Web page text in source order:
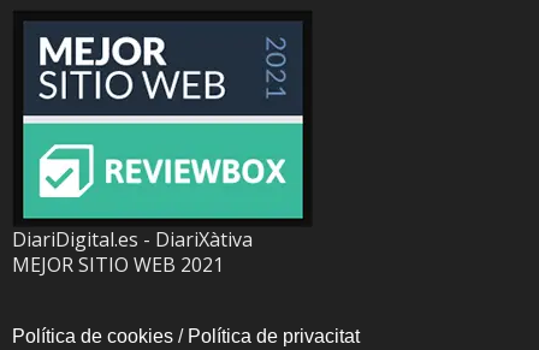
DiariDigital.es - DiariXàtiva
MEJOR SITIO WEB 2021
Política de cookies / Política de privacitat